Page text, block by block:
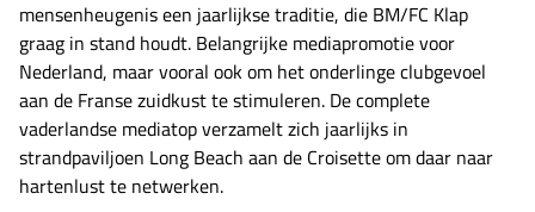
mensenheugenis een jaarlijkse traditie, die BM/FC Klap
graag in stand houdt. Belangrijke mediapromotie voor
Nederland, maar vooral ook om het onderlinge clubgevoel
aan de Franse zuidkust te stimuleren. De complete
vaderlandse mediatop verzamelt zich jaarlijks in
strandpaviljoen Long Beach aan de Croisette om daar naar
hartenlust te netwerken.